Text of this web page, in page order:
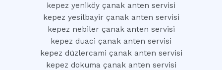
kepez yeniköy çanak anten servisi
kepez yesilbayir çanak anten servisi
kepez nebiler çanak anten servisi
kepez duaci çanak anten servisi
kepez düzlercami çanak anten servisi
kepez dokuma çanak anten servisi